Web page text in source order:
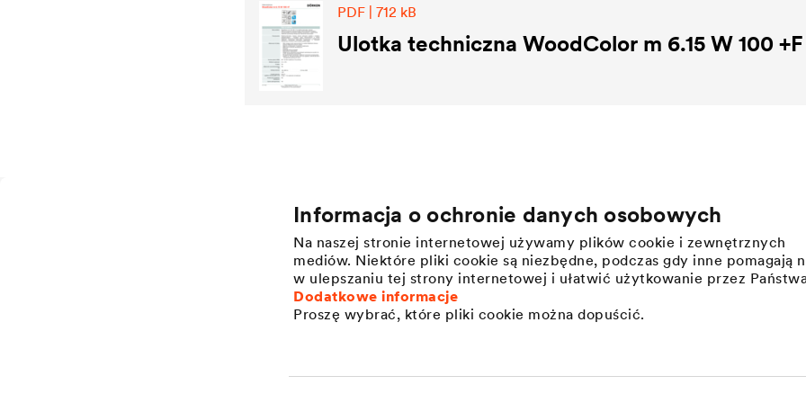
Informacja o ochronie danych osobowych
Na naszej stronie internetowej używamy plików cookie i zewnętrznych
mediów. Niektóre pliki cookie są niezbędne, podczas gdy inne pomagają
w ulepszaniu tej strony internetowej i ułatwić użytkowanie przez
Dodatkowe informacje
Proszę wybrać, które pliki cookie można dopuścić.
PDF | 712 kB
Ulotka techniczna WoodColor m 6.15 W 100
Innowacje
Kariera
Pracodawca DÖRKEN
Informacje prasowe
Press releases